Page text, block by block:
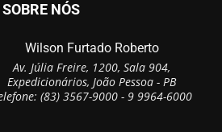
SOBRE NÓS
Wilson Furtado Roberto
Av. Júlia Freire, 1200, Sala 904,
Expedicionários, João Pessoa - PB
(83) 3567-9000 - 9 9964-6000